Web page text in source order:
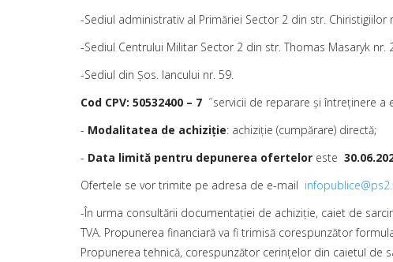
-Sediul administrativ al Primăriei Sector 2 din str. Chiristigiilor
-Sediul Centrului Militar Sector 2 din str. Thomas Masaryk nr.
-Sediul din Şos. Iancului nr. 59.
Cod CPV: 50532400 – 7 ˝servicii de reparare şi întreţinere a
- Modalitatea de achiziţie: achiziţie (cumpărare) directă;
- Data limită pentru depunerea ofertelor este 30.06
Ofertele se vor trimite pe adresa de e-mail
-În urma consultării documentaţiei de achiziţie, caiet de
TVA. Propunerea financiară va fi trimisă corespunzător
Propunerea tehnică, corespunzător cerinţelor din caietul de